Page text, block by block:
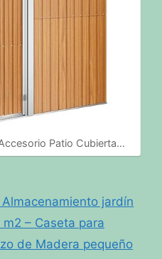
Patio Cubierta…
jardín
– Caseta para
de Madera pequeño